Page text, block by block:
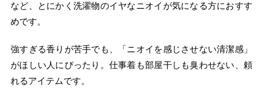
など、とにかく洗濯物のイヤなニオイが気になる方におすす
めです。
強すぎる香りが苦手でも、「ニオイを感じさせない清潔感」
がほしい人にぴったり。仕事着も部屋干しも臭わせない、頼
れるアイテムです。